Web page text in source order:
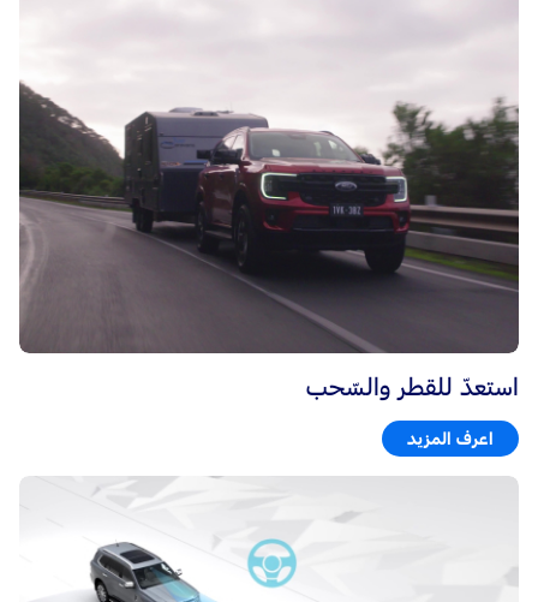
استعدّ للقطر والسّحب
اعرف المزيد